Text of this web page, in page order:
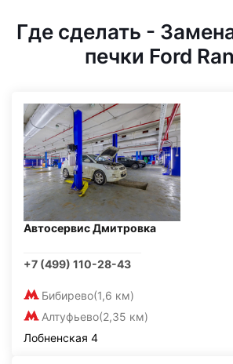
Где сделать -
печки Ford
Автосервис Дмитровка
+7 (499) 110-28-43
Бибирево(1,6 км)
Алтуфьево(2,35 км)
Лобненская 4